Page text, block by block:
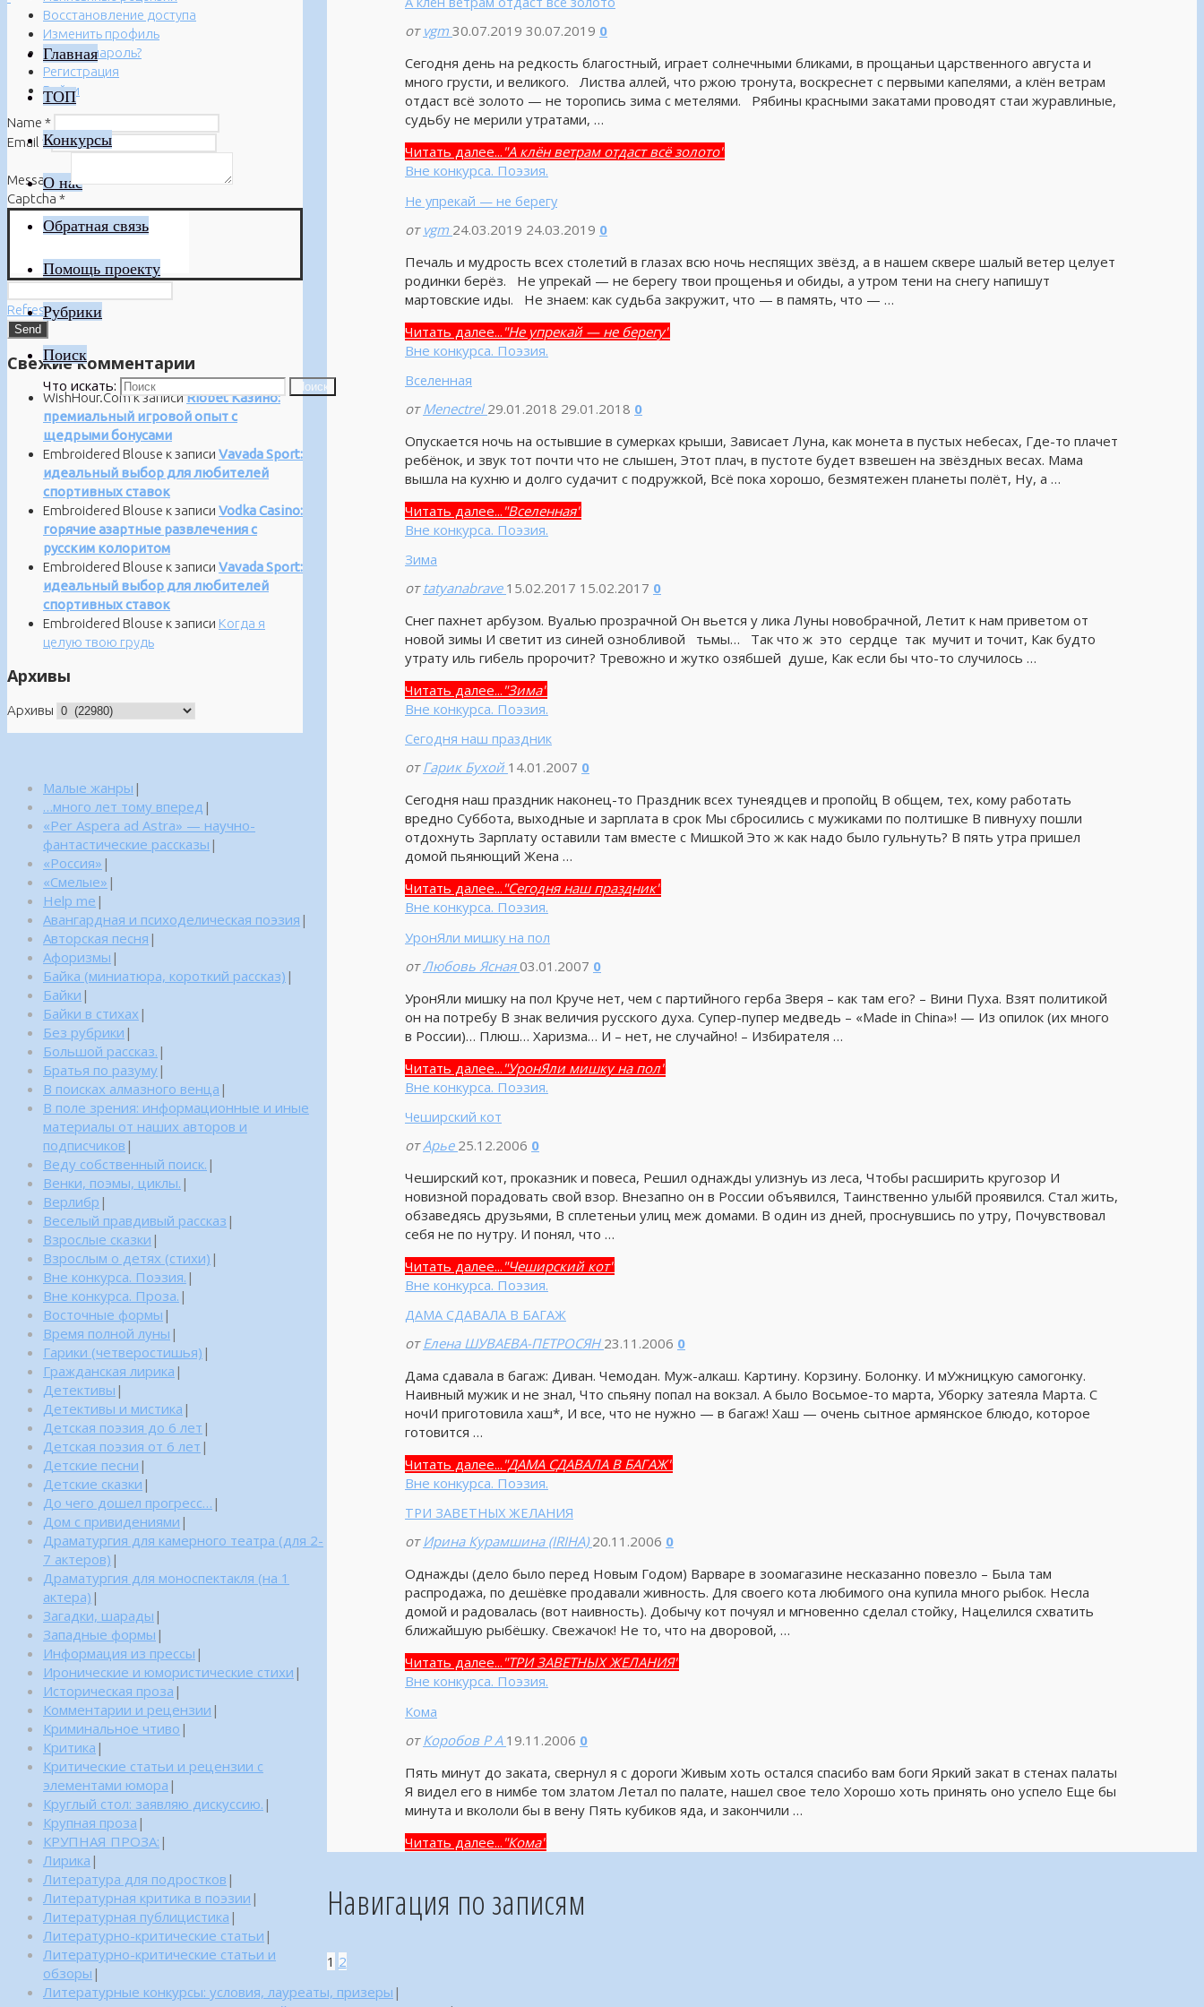
Главная
ТОП
Конкурсы
О нас
Обратная связь
Помощь проекту
Рубрики
Поиск
Что искать: Поиск
от vgm 30.07.2019 30.07.2019 0
Сегодня день на редкость благостный, играет солнечными бликами, в прощаньи царственного августа и
много грусти, и великого. Листва аллей, что ржою тронута, воскреснет с первыми капелями, а клён ветрам
отдаст всё золото — не торопись зима с метелями. Рябины красными закатами проводят стаи журавлиные,
судьбу не мерили утратами, …
Читать далее... "А клён ветрам отдаст всё золото"
Вне конкурса. Поэзия.
Не упрекай — не берегу
от vgm 24.03.2019 24.03.2019 0
Печаль и мудрость всех столетий в глазах всю ночь неспящих звёзд, а в нашем сквере шалый ветер целует
родинки берёз. Не упрекай — не берегу твои прощенья и обиды, а утром тени на снегу напишут
мартовские иды. Не знаем: как судьба закружит, что — в память, что — …
Читать далее... "Не упрекай — не берегу"
Вне конкурса. Поэзия.
Вселенная
от Menectrel 29.01.2018 29.01.2018 0
Опускается ночь на остывшие в сумерках крыши, Зависает Луна, как монета в пустых небесах, Где-то плачет
ребёнок, и звук тот почти что не слышен, Этот плач, в пустоте будет взвешен на звёздных весах. Мама
вышла на кухню и долго судачит с подружкой, Всё пока хорошо, безмятежен планеты полёт, Ну, а …
Читать далее... "Вселенная"
Вне конкурса. Поэзия.
Зима
от tatyanabrave 15.02.2017 15.02.2017 0
Снег пахнет арбузом. Вуалью прозрачной Он вьется у лика Луны новобрачной, Летит к нам приветом от
новой зимы И светит из синей ознобливой тьмы… Так что ж это сердце так мучит и точит, Как будто
утрату иль гибель пророчит? Тревожно и жутко озябшей душе, Как если бы что-то случилось …
Читать далее... "Зима"
Вне конкурса. Поэзия.
Сегодня наш праздник
от Гарик Бухой 14.01.2007 0
Сегодня наш праздник наконец-то Праздник всех тунеядцев и пропойц В общем, тех, кому работать
вредно Суббота, выходные и зарплата в срок Мы сбросились с мужиками по полтишке В пивнуху пошли
отдохнуть Зарплату оставили там вместе с Мишкой Это ж как надо было гульнуть? В пять утра пришел
домой пьянющий Жена …
Читать далее... "Сегодня наш праздник"
Вне конкурса. Поэзия.
УронЯли мишку на пол
от Любовь Ясная 03.01.2007 0
УронЯли мишку на пол Круче нет, чем с партийного герба Зверя – как там его? – Вини Пуха. Взят политикой
он на потребу В знак величия русского духа. Супер-пупер медведь – «Made in China»! — Из опилок (их много
в России)… Плюш… Харизма… И – нет, не случайно! – Избирателя …
Читать далее... "УронЯли мишку на пол"
Вне конкурса. Поэзия.
Чеширский кот
от Арье 25.12.2006 0
Чеширский кот, проказник и повеса, Решил однажды улизнуь из леса, Чтобы расширить кругозор И
новизной порадовать свой взор. Внезапно он в России объявился, Таинственно улыбй проявился. Стал жить,
обзаведясь друзьями, В сплетеньи улиц меж домами. В один из дней, проснувшись по утру, Почувствовал
себя не по нутру. И понял, что …
Читать далее... "Чеширский кот"
Вне конкурса. Поэзия.
ДАМА СДАВАЛА В БАГАЖ
от Елена ШУВАЕВА-ПЕТРОСЯН 23.11.2006 0
Дама сдавала в багаж: Диван. Чемодан. Муж-алкаш. Картину. Корзину. Болонку. И мУжницкую самогонку.
Наивный мужик и не знал, Что спьяну попал на вокзал. А было Восьмое-то марта, Уборку затеяла Марта. С
ночИ приготовила хаш*, И все, что не нужно — в багаж! Хаш — очень сытное армянское блюдо, которое
готовится …
Читать далее... "ДАМА СДАВАЛА В БАГАЖ"
Вне конкурса. Поэзия.
ТРИ ЗАВЕТНЫХ ЖЕЛАНИЯ
от Ирина Курамшина (IRIHA) 20.11.2006 0
Однажды (дело было перед Новым Годом) Варваре в зоомагазине несказанно повезло – Была там
распродажа, по дешёвке продавали живность. Для своего кота любимого она купила много рыбок. Несла
домой и радовалась (вот наивность). Добычу кот почуял и мгновенно сделал стойку, Нацелился схватить
ближайшую рыбёшку. Свежачок! Не то, что на дворовой, …
Читать далее... "ТРИ ЗАВЕТНЫХ ЖЕЛАНИЯ"
Вне конкурса. Поэзия.
Кома
от Коробов Р А 19.11.2006 0
Пять минут до заката, свернул я с дороги Живым хоть остался спасибо вам боги Яркий закат в стенах палаты
Я видел его в нимбе том златом Летал по палате, нашел свое тело Хорошо хоть принять оно успело Еще бы
минута и вкололи бы в вену Пять кубиков яда, и закончили …
Читать далее... "Кома"
Навигация по записям
1 2
Восстановление доступа
Изменить профиль
Забыли пароль?
Регистрация
Войти
Name *
Email *
Message*
Captcha *
Refresh
Свежие комментарии
WishHour.Comк записиRiobet Казино:
премиальный игровой опыт с
щедрыми бонусами
Embroidered Blouse к записи Vavada Sport:
идеальный выбор для любителей
спортивных ставок
Embroidered Blouse к записи Vodka Casino:
горячие азартные развлечения с
русским колоритом
Embroidered Blouse к записи Vavada Sport:
идеальный выбор для любителей
спортивных ставок
Embroidered Blouse к записи Когда я
целую твою грудь
Архивы
Архивы
Малые жанры |
…много лет тому вперед |
«Per Aspera ad Astra» — научно-
фантастические рассказы |
«Россия» |
«Смелые» |
Help me |
Авангардная и психоделическая поэзия |
Авторская песня |
Афоризмы |
Байка (миниатюра, короткий рассказ) |
Байки |
Байки в стихах |
Без рубрики |
Большой рассказ. |
Братья по разуму|
В поисках алмазного венца |
В поле зрения: информационные и иные
материалы от наших авторов и
подписчиков |
Веду собственный поиск. |
Венки, поэмы, циклы. |
Верлибр |
Веселый правдивый рассказ |
Взрослые сказки |
Взрослым о детях (стихи) |
Вне конкурса. Поэзия. |
Вне конкурса. Проза. |
Восточные формы |
Время полной луны |
Гарики (четверостишья) |
Гражданская лирика |
Детективы |
Детективы и мистика |
Детская поэзия до 6 лет |
Детская поэзия от 6 лет |
Детские песни |
Детские сказки |
До чего дошел прогресс… |
Дом с привидениями |
Драматургия для камерного театра (для 2-
7 актеров) |
Драматургия для моноспектакля (на 1
актера) |
Загадки, шарады |
Западные формы |
Информация из прессы |
Иронические и юмористические стихи |
Историческая проза |
Комментарии и рецензии |
Криминальное чтиво |
Критика |
Критические статьи и рецензии с
элементами юмора |
Круглый стол: заявляю дискуссию. |
Крупная проза |
КРУПНАЯ ПРОЗА: |
Лирика |
Литература для подростков |
Литературная критика в поэзии |
Литературная публицистика |
Литературно-критические статьи |
Литературно-критические статьи и
обзоры |
Литературные конкурсы: условия, лауреаты, призеры |